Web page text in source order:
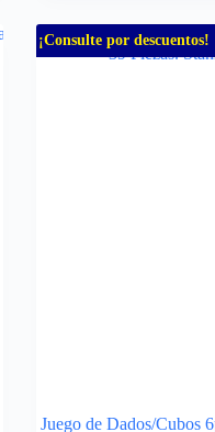
¡Consulte por descuentos!
Juego de Dados/Cubos